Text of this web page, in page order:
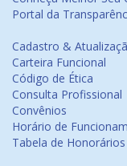
Portal da
Cadastro &
Carteira Funcional
Código de Ética
Consulta Profissional
Convênios
Horário de
Tabela de Honorários